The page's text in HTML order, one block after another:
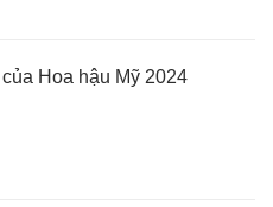
Hoa hậu Mỹ 2024